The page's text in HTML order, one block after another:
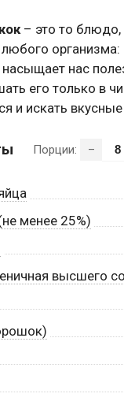
– это то блюдо,
нас
его только в
и искать
Порции: –
менее 25%)
высшего